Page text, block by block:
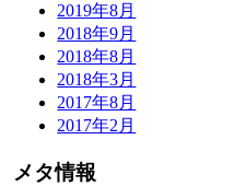
2019年8月
2018年9月
2018年8月
2018年3月
2017年8月
2017年2月
メタ情報